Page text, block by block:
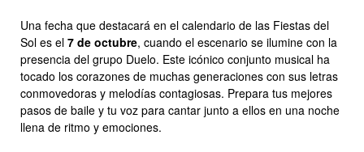
Una fecha que destacará en el calendario de las Fiestas del
Sol es el 7 de octubre, cuando el escenario se ilumine con la
presencia del grupo Duelo. Este icónico conjunto musical ha
tocado los corazones de muchas generaciones con sus letras
conmovedoras y melodías contagiosas. Prepara tus mejores
pasos de baile y tu voz para cantar junto a ellos en una noche
llena de ritmo y emociones.